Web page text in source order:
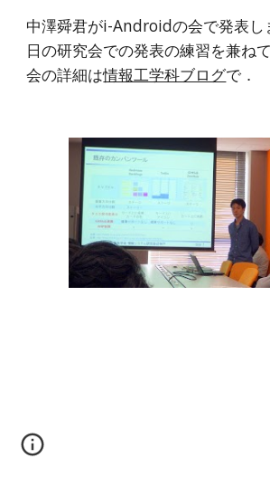
中澤舜君がi-Androidの会で発表し
日の研究会での発表の練習を兼ね
会の詳細は情報工学科ブログで．